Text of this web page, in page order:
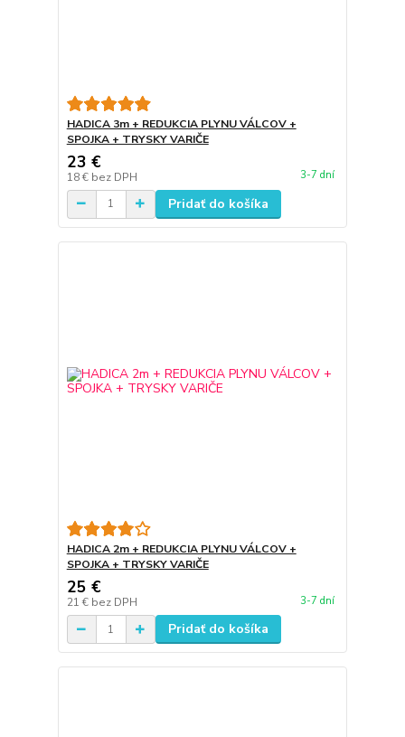
HADICA 3m + REDUKCIA PLYNU VÁLCOV +
SPOJKA + TRYSKY VARIČE
23 €
18 € bez DPH 3-7 dní
Pridať do košíka
HADICA 2m + REDUKCIA PLYNU VÁLCOV +
SPOJKA + TRYSKY VARIČE
25 €
21 € bez DPH 3-7 dní
Pridať do košíka